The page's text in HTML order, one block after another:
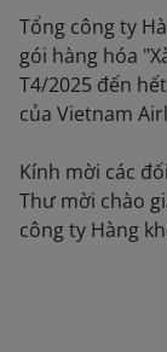
Tổng công ty
gói hàng hóa
T4/2025 đến
của Vietnam
Kính mời các
Thư mời chào
công ty Hàng